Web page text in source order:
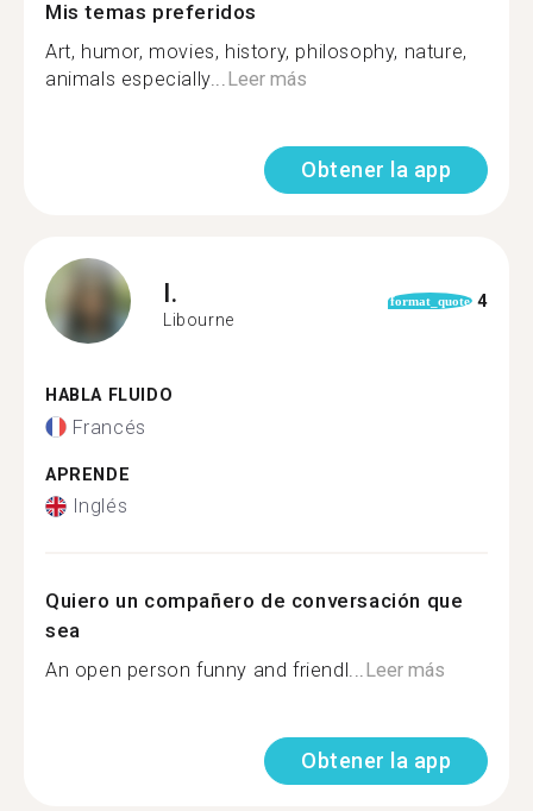
Mis temas preferidos
Art, humor, movies, history, philosophy, nature,
animals especially...Leer más
Obtener la app
I.
Libourne
format_quote 4
HABLA FLUIDO
Francés
APRENDE
Inglés
Quiero un compañero de conversación que
sea
An open person funny and friendl...Leer más
Obtener la app